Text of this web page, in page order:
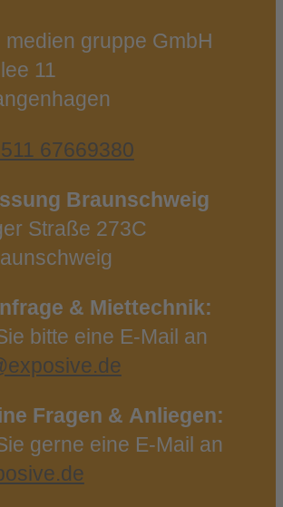
gruppe GmbH
11
67669380
Braunschweig
Straße 273C
& Miettechnik:
bitte eine E‑Mail an
Fragen & Anliegen:
gerne eine E‑Mail an